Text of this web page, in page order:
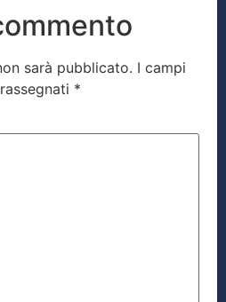
sarà pubblicato. I campi
*